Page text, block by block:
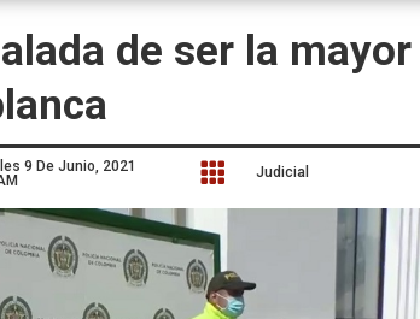
de ser la mayor
9 De Junio, 2021
 Judicial